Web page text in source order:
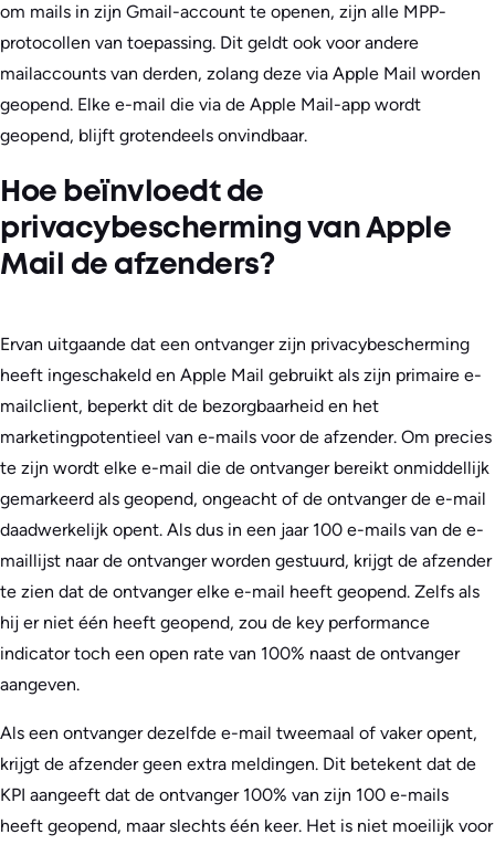
om mails in zijn Gmail-account te openen, zijn alle MPP-
protocollen van toepassing. Dit geldt ook voor andere
mailaccounts van derden, zolang deze via Apple Mail worden
geopend. Elke e-mail die via de Apple Mail-app wordt
geopend, blijft grotendeels onvindbaar.
Hoe beïnvloedt de
privacybescherming van Apple
Mail de afzenders?
Ervan uitgaande dat een ontvanger zijn privacybescherming
heeft ingeschakeld en Apple Mail gebruikt als zijn primaire e-
mailclient, beperkt dit de bezorgbaarheid en het
marketingpotentieel van e-mails voor de afzender. Om precies
te zijn wordt elke e-mail die de ontvanger bereikt onmiddellijk
gemarkeerd als geopend, ongeacht of de ontvanger de e-mail
daadwerkelijk opent. Als dus in een jaar 100 e-mails van de e-
maillijst naar de ontvanger worden gestuurd, krijgt de afzender
te zien dat de ontvanger elke e-mail heeft geopend. Zelfs als
hij er niet één heeft geopend, zou de key performance
indicator toch een open rate van 100% naast de ontvanger
aangeven.
Als een ontvanger dezelfde e-mail tweemaal of vaker opent,
krijgt de afzender geen extra meldingen. Dit betekent dat de
KPI aangeeft dat de ontvanger 100% van zijn 100 e-mails
heeft geopend, maar slechts één keer. Het is niet moeilijk voor